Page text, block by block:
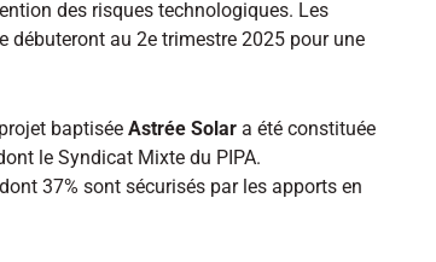
des risques technologiques. Les
débuteront au 2e trimestre 2025 pour une
baptisée Astrée Solar a été constituée
le Syndicat Mixte du PIPA.
37% sont sécurisés par les apports en